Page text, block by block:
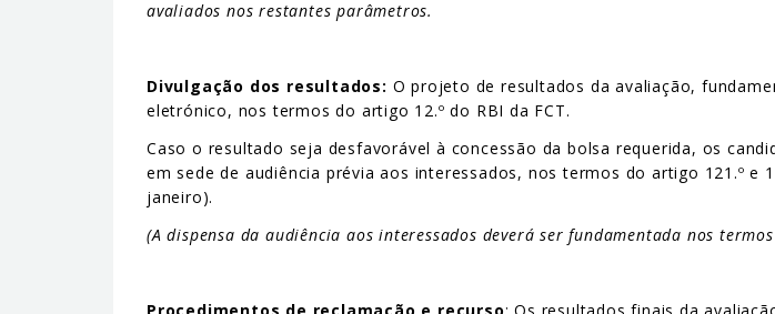
avaliados nos restantes parâmetros.
Divulgação dos resultados: O projeto de resultados da avaliação,
eletrónico, nos termos do artigo 12.º do RBI da FCT.
Caso o resultado seja desfavorável à concessão da bolsa requerida, os
em sede de audiência prévia aos interessados, nos termos do artigo 121.º e
janeiro).
(A dispensa da audiência aos interessados deverá ser fundamentada nos